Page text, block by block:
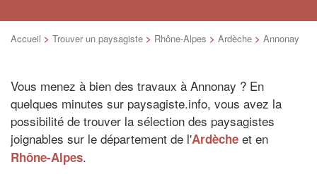
Accueil > Trouver un paysagiste > Rhône-Alpes > Ardèche > Annonay
Vous menez à bien des travaux à Annonay ? En
quelques minutes sur paysagiste.info, vous avez la
possibilité de trouver la sélection des paysagistes
joignables sur le département de l'Ardèche et en
Rhône-Alpes.